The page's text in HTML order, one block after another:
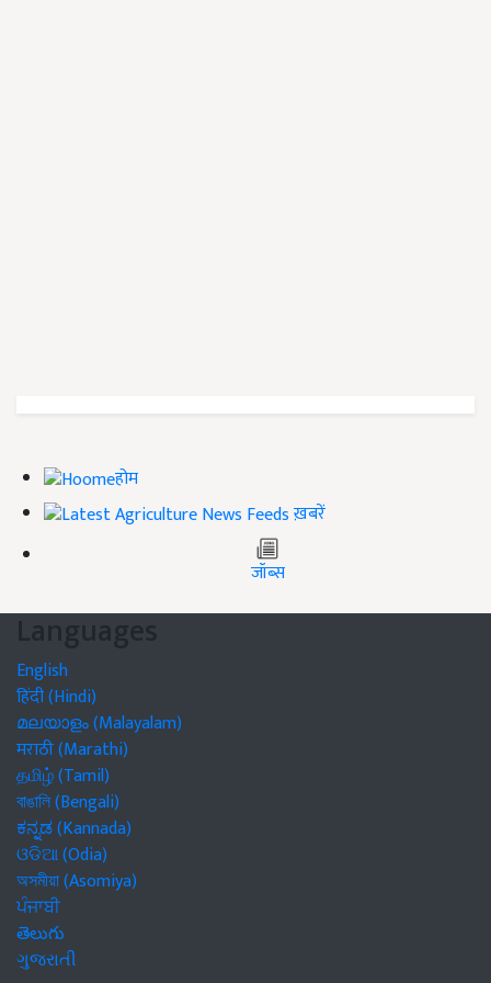
होम
ख़बरें
जॉब्स
Languages
English
हिंदी (Hindi)
മലയാളം (Malayalam)
मराठी (Marathi)
தமிழ் (Tamil)
বাঙালি (Bengali)
ಕನ್ನಡ (Kannada)
ଓଡିଆ (Odia)
অসমীয়া (Asomiya)
ਪੰਜਾਬੀ
తెలుగు
ગુજરાતી